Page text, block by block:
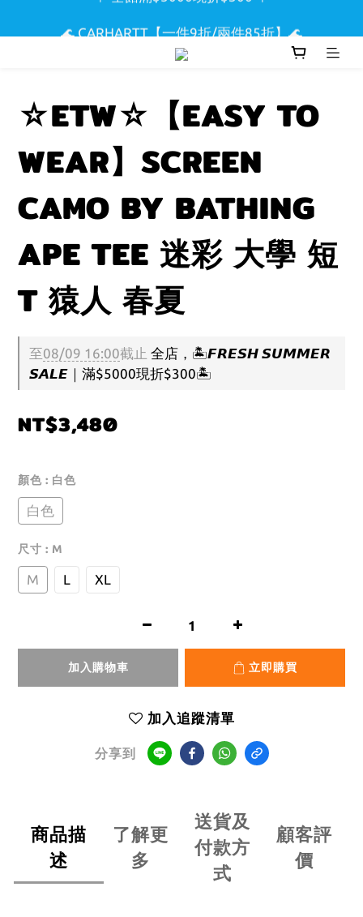
🌊 CARHARTT【一件9折/兩件85折】🌊
🏖️ SUPREME & STUSSY短T【兩件9折區】🏖️
🌟 全館滿$5000現折$300 🌟
☆ETW☆【EASY TO
WEAR】SCREEN
CAMO BY BATHING
APE TEE 迷彩 大學 短
T 猿人 春夏
至08/09 16:00截止 全店，🏝️𝙁𝙍𝙀𝙎𝙃 𝙎𝙐𝙈𝙈𝙀𝙍
𝙎𝘼𝙇𝙀｜滿$5000現折$300🏝️
NT$3,480
顏色 : 白色
白色
尺寸 : M
M L XL
加入購物車 立即購買
加入追蹤清單
分享到
商品描
述
了解更
多
送貨及
付款方
式
顧客評
價